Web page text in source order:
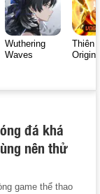
Wuthering
Waves
Thiên
Origin
đá khá
nên thử
game thể thao